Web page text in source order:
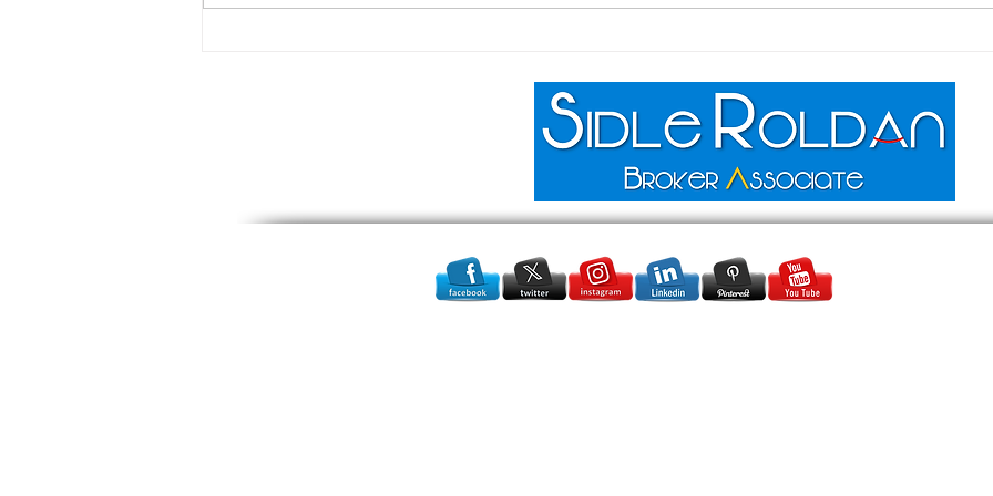
Que Necesitas Saber •
Need to Know